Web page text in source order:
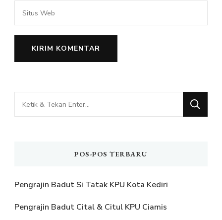
Mencari
Sesuatu?
POS-POS TERBARU
Pengrajin Badut Si Tatak KPU Kota Kediri
Pengrajin Badut Cital & Citul KPU Ciamis